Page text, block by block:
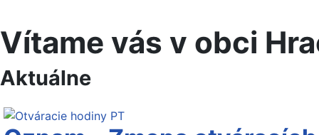
Vítame vás v obci
Aktuálne